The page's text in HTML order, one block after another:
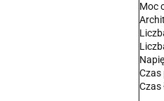
Moc
Czas
Czas